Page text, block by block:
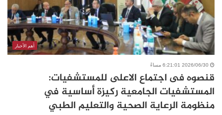
أهم الأخبار
2026/06/30 6:21:01 مساءً
قنصوه فى اجتماع الاعلى للمستشفيات:
المستشفيات الجامعية ركيزة أساسية في
منظومة الرعاية الصحية والتعليم الطبي